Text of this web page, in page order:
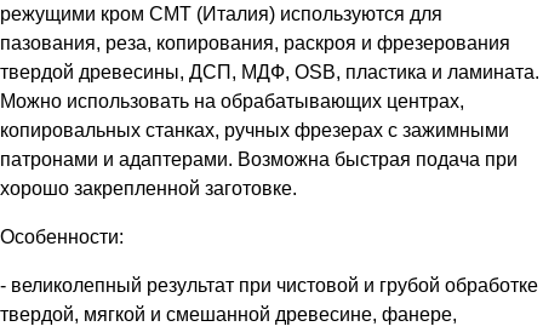
режущими кром СМТ (Италия) используются для
пазования, реза, копирования, раскроя и фрезерования
твердой древесины, ДСП, МДФ, OSB, пластика и ламината.
Можно использовать на обрабатывающих центрах,
копировальных станках, ручных фрезерах с зажимными
патронами и адаптерами. Возможна быстрая подача при
хорошо закрепленной заготовке.
Особенности:
- великолепный результат при чистовой и грубой обработке
твердой, мягкой и смешанной древесине, фанере,